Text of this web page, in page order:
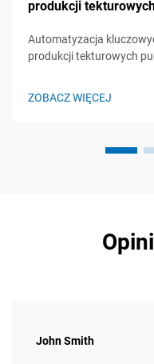
produkcji
Automatyzacja
produkcji tekturowych
pudełek są
ZOBACZ WIĘCEJ
John Smith